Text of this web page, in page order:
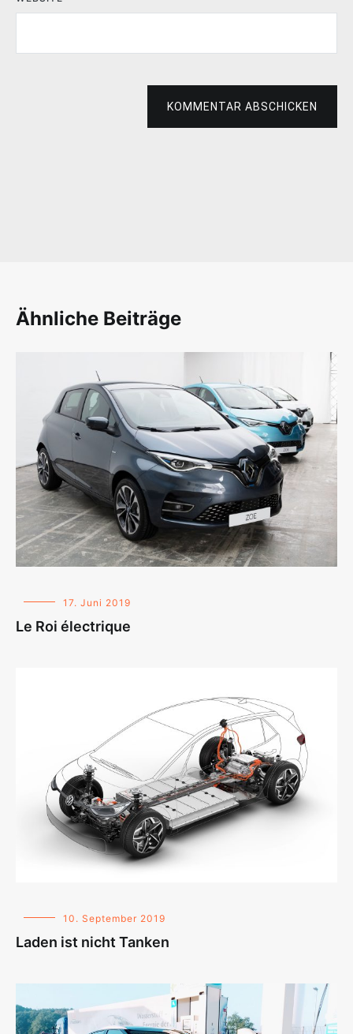
KOMMENTAR ABSCHICKEN
Ähnliche Beiträge
17. Juni 2019
Le Roi électrique
10. September 2019
Laden ist nicht Tanken